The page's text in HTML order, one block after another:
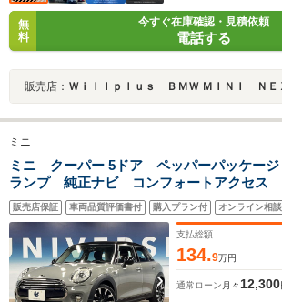
無
料
今すぐ在庫確認・見積依頼
電話する
販売店： Ｗｉｌｌｐｌｕｓ ＢＭＷ ＭＩＮＩ Ｎ
ミニ
ミニ クーパー 5ドア ペッパーパッケー
ランプ 純正ナビ コンフォートアクセス
チアルミホイール Bluetooth デュアルオ
ン オートライト ETC車載器
販売店保証 車両品質評価書付 購入プラン付 オンライン相
支払総額
134.9万円
通常ローン 月々 12,300